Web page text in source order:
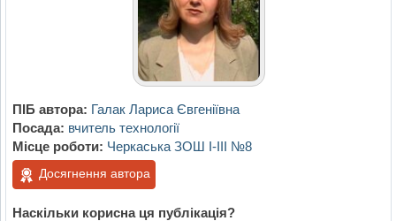
ПІБ автора: Галак Лариса Євгеніївна
Посада: вчитель технології
Місце роботи: Черкаська ЗОШ І-ІІІ №8
Досягнення автора
Наскільки корисна ця публікація?